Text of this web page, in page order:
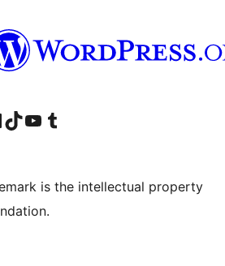
Facebookde Instagram
cuenta de LinkedIn
Visitá nuestra cuenta de TikTok
Visitá nuestro canal de YouTube
Visitá nuestra cuenta de Tumblr
is the intellectual property